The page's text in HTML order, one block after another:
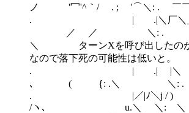
ノ '冖'^｀/ . ; '⌒＼: . ￣
. | .|＼厂
／ ／ ＼: .
＼ ターンXを呼び出したのが
なので落下死の可能性は低いと。
. | .| |＼ .＼^
､ ( ｛: .＼ ＼:
. |／|ﾉ＼j / )
/ヽ､ u.＼ ＼: